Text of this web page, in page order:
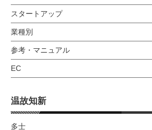
スタートアップ
業種別
参考・マニュアル
EC
温故知新
多士